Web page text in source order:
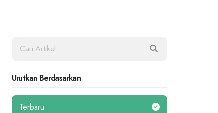
Urutkan Berdasarkan
Terbaru